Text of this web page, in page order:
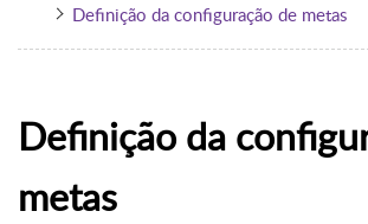
Definição da configuração de metas
Definição da
metas